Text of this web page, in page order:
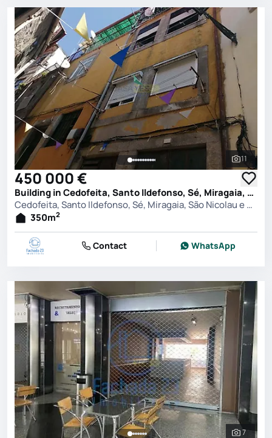
See all
11
450 000 €
Building in Cedofeita, Santo Ildefonso, Sé, Miragaia, São Nicolau e Vitória, Porto
Cedofeita, Santo Ildefonso, Sé, Miragaia, São Nicolau e Vitória, Porto
350m2
Contact WhatsApp
7